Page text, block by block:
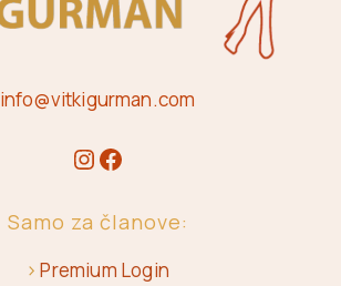
info@vitkigurman.com
Samo za članove:
>Premium Login